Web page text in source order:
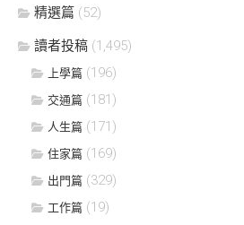
精選篇 (52)
讀者投稿 (1,495)
上學篇 (196)
交通篇 (181)
人生篇 (171)
住家篇 (169)
出門篇 (329)
工作篇 (19)